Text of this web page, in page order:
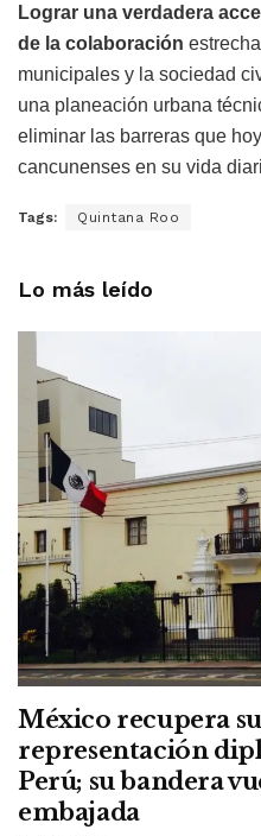
Lograr una verdadera
de la colaboración
municipales y la sociedad
una planeación urbana
eliminar las barreras que
cancunenses en su vida
Tags: Quintana Roo
Lo más leído
México recupera su
representación
Perú; su bandera
embajada